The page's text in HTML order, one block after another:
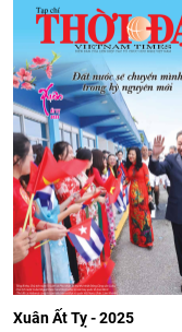
08:02 | 13/06/2026
14:41|12/06/2026
Xuân Ất Tỵ - 2025